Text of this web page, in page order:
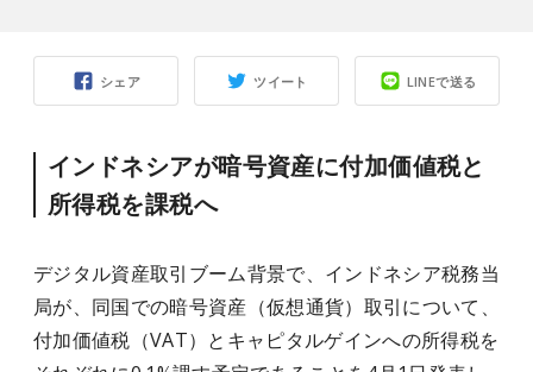
シェア ツイート LINEで送る
インドネシアが暗号資産に付加価値税と
所得税を課税へ
デジタル資産取引ブーム背景で、インドネシア税務当
局が、同国での暗号資産（仮想通貨）取引について、
付加価値税（VAT）とキャピタルゲインへの所得税を